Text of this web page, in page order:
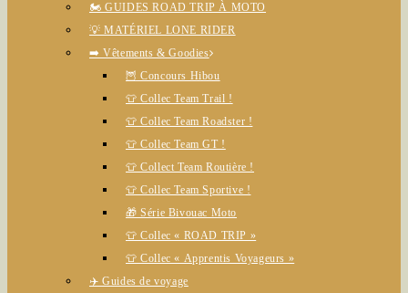
🏍️ GUIDES ROAD TRIP À MOTO
💡 MATÉRIEL LONE RIDER
➡️ Vêtements & Goodies
🦉 Concours Hibou
👕 Collec Team Trail !
👕 Collec Team Roadster !
👕 Collec Team GT !
👕 Collect Team Routière !
👕 Collec Team Sportive !
🎁 Série Bivouac Moto
👕 Collec « ROAD TRIP »
👕 Collec « Apprentis Voyageurs »
✈️ Guides de voyage